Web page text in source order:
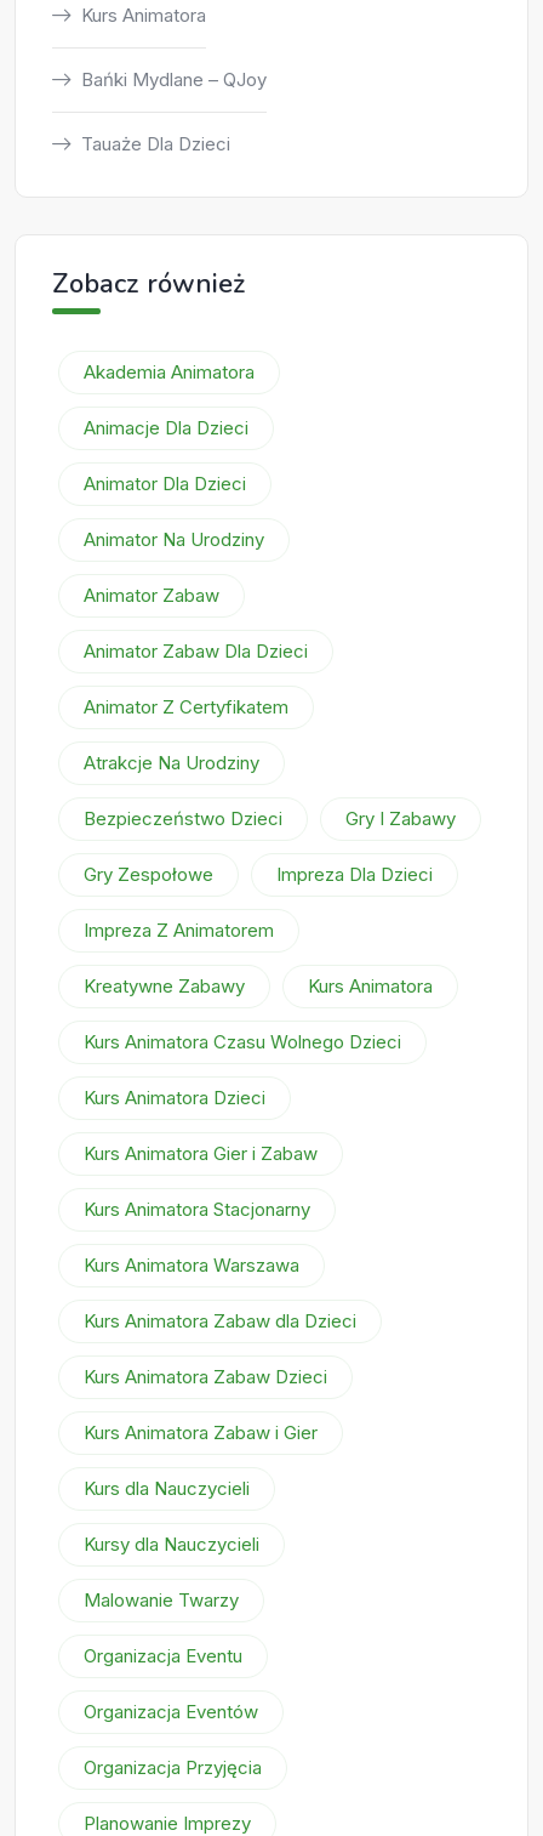
Kurs Animatora
Bańki Mydlane – QJoy
Tauaże Dla Dzieci
Zobacz również
Akademia Animatora
Animacje Dla Dzieci
Animator Dla Dzieci
Animator Na Urodziny
Animator Zabaw
Animator Zabaw Dla Dzieci
Animator Z Certyfikatem
Atrakcje Na Urodziny
Bezpieczeństwo Dzieci Gry I Zabawy
Gry Zespołowe Impreza Dla Dzieci
Impreza Z Animatorem
Kreatywne Zabawy Kurs Animatora
Kurs Animatora Czasu Wolnego Dzieci
Kurs Animatora Dzieci
Kurs Animatora Gier i Zabaw
Kurs Animatora Stacjonarny
Kurs Animatora Warszawa
Kurs Animatora Zabaw dla Dzieci
Kurs Animatora Zabaw Dzieci
Kurs Animatora Zabaw i Gier
Kurs dla Nauczycieli
Kursy dla Nauczycieli
Malowanie Twarzy
Organizacja Eventu
Organizacja Eventów
Organizacja Przyjęcia
Planowanie Imprezy